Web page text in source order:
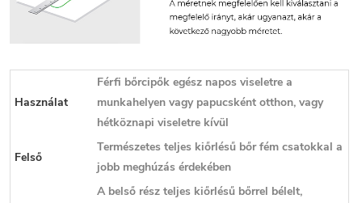
Használat
Férfi bőrcipők egész napos viseletre a
munkahelyen vagy papucsként otthon, vagy
hétköznapi viseletre kívül
Felső
Természetes teljes kiőrlésű bőr fém csatokkal a
jobb meghúzás érdekében
A belső rész teljes kiőrlésű bőrrel bélelt,